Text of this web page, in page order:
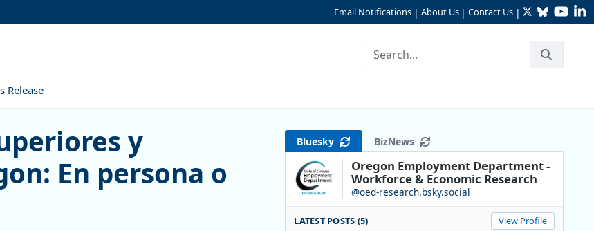
Email Notifications | About Us | Contact Us | TwitterBluesky
Release
y universidades de Oregon: En persona o en línea
y
En persona o
Bluesky BizNews
Oregon Employment Department -
Workforce & Economic Research
@oed-research.bsky.social
LATEST POSTS (5) View Profile